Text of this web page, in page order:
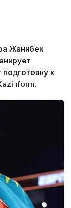
Жанибек
к